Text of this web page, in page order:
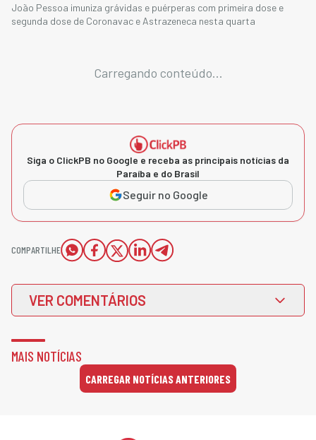
João Pessoa imuniza grávidas e puérperas com primeira dose e
segunda dose de Coronavac e Astrazeneca nesta quarta
Carregando conteúdo...
Siga o ClickPB no Google e receba as principais notícias da
Paraíba e do Brasil
Seguir no Google
COMPARTILHE
VER COMENTÁRIOS
MAIS NOTÍCIAS
CARREGAR NOTÍCIAS ANTERIORES